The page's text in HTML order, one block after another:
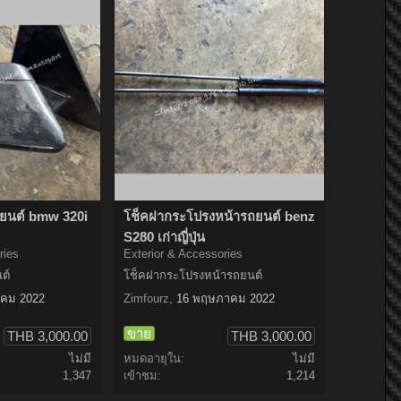
นต์ bmw 320i
ต์
ม 2022
THB 3,000.00
ไม่มี
1,347
โช็คฝากระโปรงหน้ารถยนต์ benz
S280 เก่าญี่ปุ่น
Exterior & Accessories
โช็คฝากระโปรงหน้ารถยนต์
Zimfourz, 16 พฤษภาคม 2022
ขาย THB 3,000.00
หมดอายุใน:
ไม่มี
เข้าชม:
1,214